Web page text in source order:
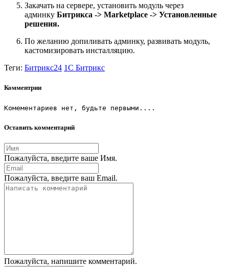
Закачать на сервере, установить модуль через
админку Битрикса -> Marketplace -> Установленные
решения.
По желанию допиливать админку, развивать модуль,
кастомизировать инсталляцию.
Теги: Битрикс24 1С Битрикс
Комментрии
Комементариев нет, будьте первыми....
Оставить комментарий
Пожалуйста, введите ваше Имя.
Пожалуйста, введите ваш Email.
Пожалуйста, напишите комментарий.